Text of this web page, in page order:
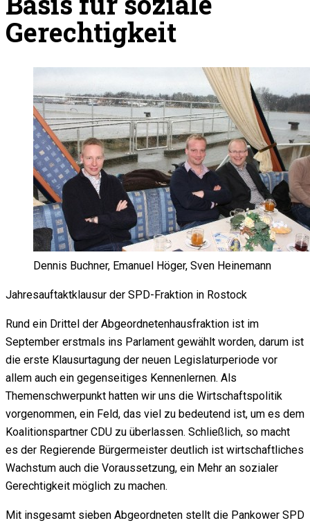
Gerechtigkeit
Dennis Buchner, Emanuel Höger, Sven Heinemann
Jahresauftaktklausur der SPD-Fraktion in Rostock
Rund ein Drittel der Abgeordnetenhausfraktion ist im
September erstmals ins Parlament gewählt worden, darum ist
die erste Klausurtagung der neuen Legislaturperiode vor
allem auch ein gegenseitiges Kennenlernen. Als
Themenschwerpunkt hatten wir uns die Wirtschaftspolitik
vorgenommen, ein Feld, das viel zu bedeutend ist, um es dem
Koalitionspartner CDU zu überlassen. Schließlich, so macht
es der Regierende Bürgermeister deutlich ist wirtschaftliches
Wachstum auch die Voraussetzung, ein Mehr an sozialer
Gerechtigkeit möglich zu machen.
Mit insgesamt sieben Abgeordneten stellt die Pankower SPD